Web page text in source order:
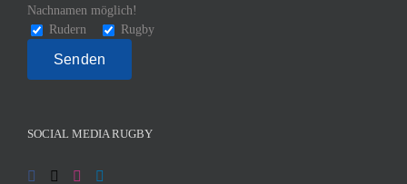
Nachnamen möglich!
Rudern
Rugby
SOCIAL MEDIA RUGBY